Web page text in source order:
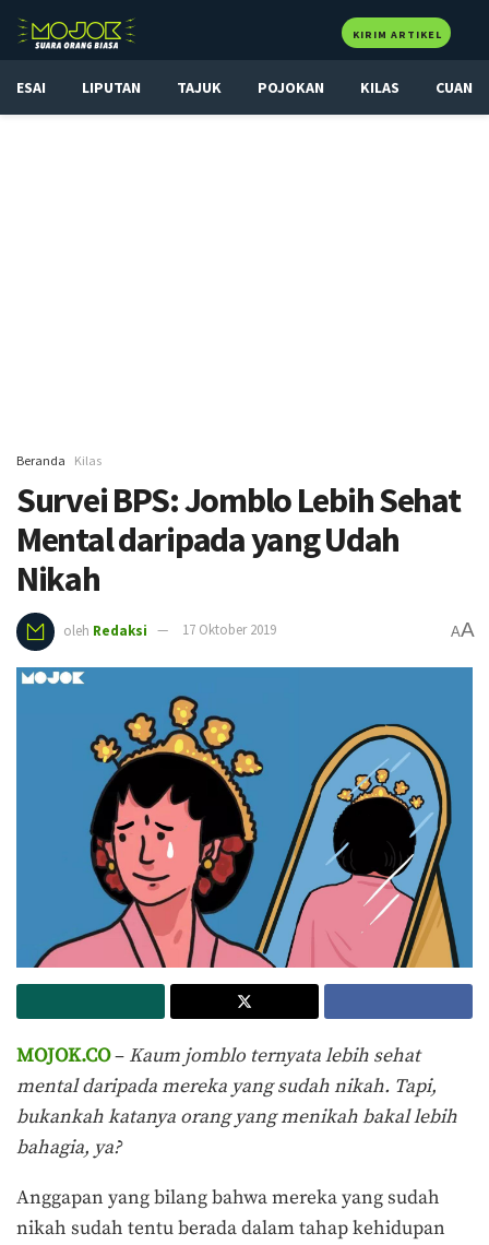
KIRIM ARTIKEL
ESAI LIPUTAN TAJUK POJOKAN KILAS CUAN
Beranda Kilas
Survei BPS: Jomblo Lebih Sehat
Mental daripada yang Udah
Nikah
oleh Redaksi 17 Oktober 2019 AA
MOJOK.CO– Kaum jomblo ternyata lebih sehat
mental daripada mereka yang sudah nikah. Tapi,
bukankah katanya orang yang menikah bakal lebih
bahagia, ya?
Anggapan yang bilang bahwa mereka yang sudah
nikah sudah tentu berada dalam tahap kehidupan